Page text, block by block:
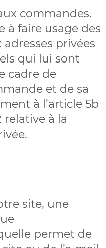
commandes.
à faire usage des
privées
qui lui sont
cadre de
et de sa
à l’article 5b
relative à la
site, une
permet de